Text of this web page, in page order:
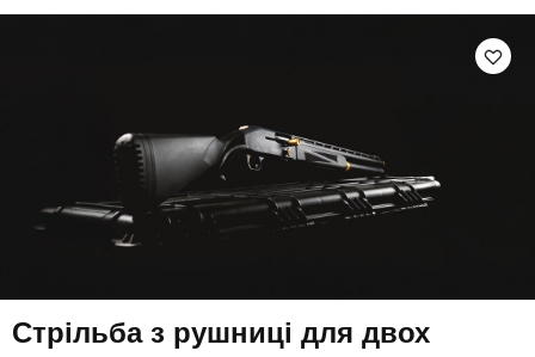
Стрільба з рушниці для двох